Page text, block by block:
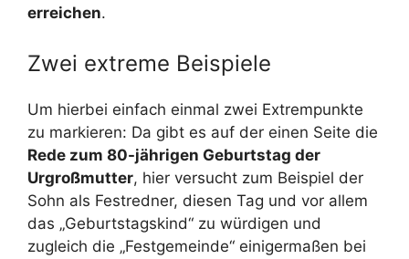
erreichen.
Zwei extreme Beispiele
Um hierbei einfach einmal zwei Extrempunkte
zu markieren: Da gibt es auf der einen Seite die
Rede zum 80-jährigen Geburtstag der
Urgroßmutter, hier versucht zum Beispiel der
Sohn als Festredner, diesen Tag und vor allem
das „Geburtstagskind“ zu würdigen und
zugleich die „Festgemeinde“ einigermaßen bei